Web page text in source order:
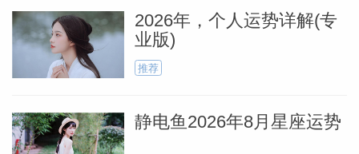
水瓶座的男生来说，（一直蓄胡的人）不要
突然剃掉胡须，否则你的孩子可能都认不出
你，看到你就大哭。（我只是开个玩笑，孩
是你肯定会后悔，并纳闷为什么要冲动剃掉
它。）
2026年，个人运势详解(专
业版)
推荐
静电鱼2026年8月星座运势